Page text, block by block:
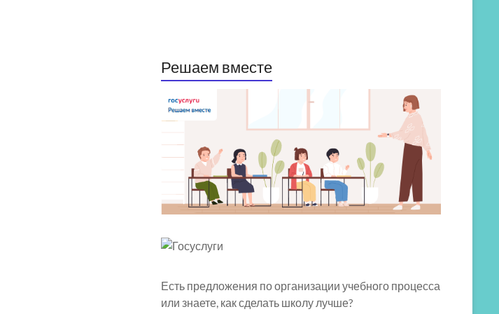
Решаем вместе
Есть предложения по организации учебного процесса
или знаете, как сделать школу лучше?